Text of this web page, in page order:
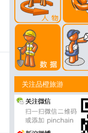
关注品橙旅游